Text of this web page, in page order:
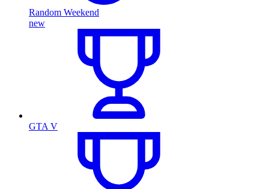
Random Weekend
new
GTA V